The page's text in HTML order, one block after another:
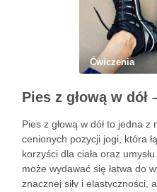
Ćwiczenia
Pies z głową w dół to jedna
cenionych pozycji jogi, która
korzyści dla ciała oraz
może wydawać się łatwa do
znacznej siły i elastyczności,